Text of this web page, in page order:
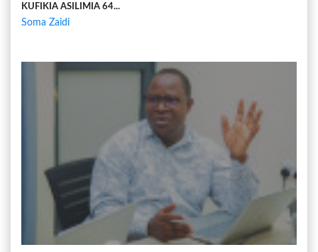
KUFIKIA ASILIMIA 64...
Soma Zaidi